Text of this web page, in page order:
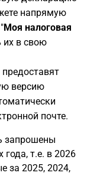
напрямую
Моя налоговая
их в свою
версию
почте.
запрошены
года, т.е. в 2026
за 2025, 2024,